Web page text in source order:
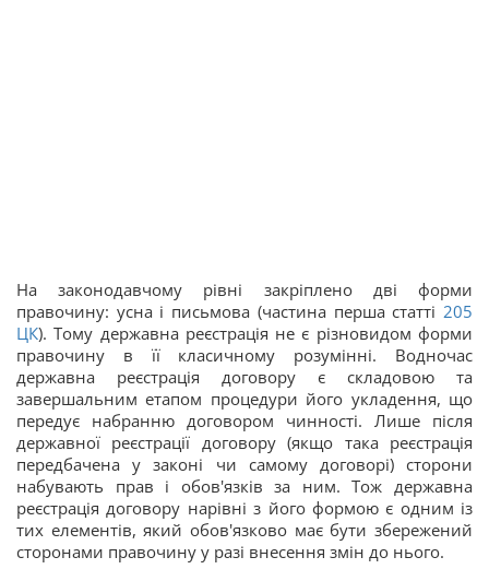
На законодавчому рівні закріплено дві форми
правочину: усна і письмова (частина перша статті 205
ЦК). Тому державна реєстрація не є різновидом форми
правочину в її класичному розумінні. Водночас
державна реєстрація договору є складовою та
завершальним етапом процедури його укладення, що
передує набранню договором чинності. Лише після
державної реєстрації договору (якщо така реєстрація
передбачена у законі чи самому договорі) сторони
набувають прав і обов'язків за ним. Тож державна
реєстрація договору нарівні з його формою є одним із
тих елементів, який обов'язково має бути збережений
сторонами правочину у разі внесення змін до нього.